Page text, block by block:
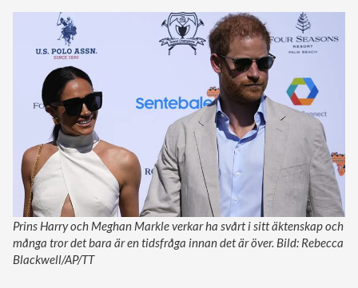
Prins Harry och Meghan Markle verkar ha svårt i sitt äktenskap och
många tror det bara är en tidsfråga innan det är över. Bild: Rebecca
Blackwell/AP/TT